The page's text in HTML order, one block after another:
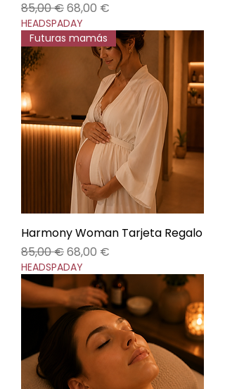
Precio
85,00 €Precio de oferta
68,00 €
HEADSPADAY
Futuras mamás
Harmony Woman Tarjeta Regalo
Precio
85,00 €Precio de oferta
68,00 €
HEADSPADAY